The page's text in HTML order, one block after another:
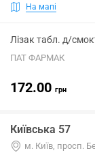
На мапі
Лізак табл. д/
ПАТ ФАРМАК
172.00 грн
Київська 57
м. Київ, просп.